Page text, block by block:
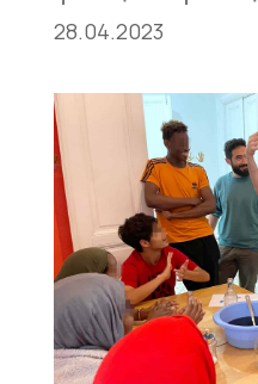
28.04.2023